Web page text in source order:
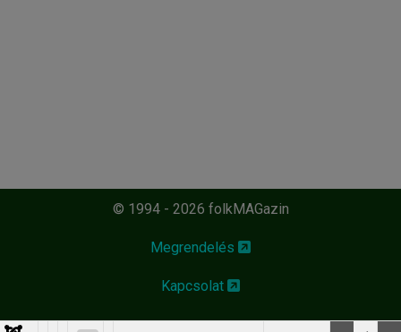
© 1994 - 2026 folkMAGazin
Megrendelés
Kapcsolat